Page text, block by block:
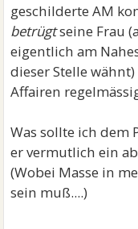
geschilderte AM
betrügtseine Frau
eigentlich am
dieser Stelle
Affairen
Was sollte ich dem
er vermutlich ein
(Wobei Masse in
sein muß....)